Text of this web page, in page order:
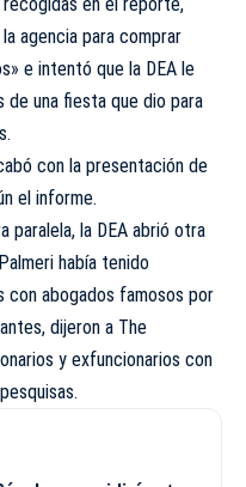
agencia para comprar
e intentó que la DEA le
de una fiesta que dio para
con la presentación de
el informe.
paralela, la DEA abrió otra
había tenido
con abogados famosos por
dijeron a The
y exfuncionarios con